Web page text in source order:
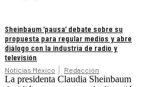
Sheinbaum ‘pausa’ debate sobre su
propuesta para regular medios y abre
diálogo con la industria de radio y
televisión
Noticias México Redacción
La presidenta Claudia Sheinbaum